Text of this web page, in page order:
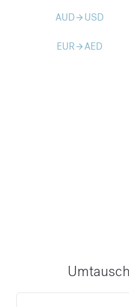
AUDarrow_forward USD
EURarrow_forwardAED